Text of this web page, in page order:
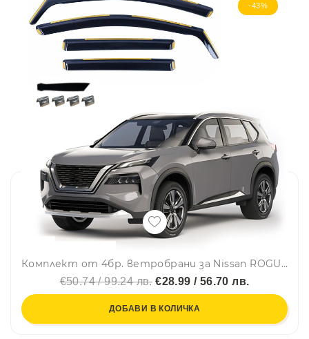
-43%
Комплект от 4бр. ветробрани за Nissan ROGUE / X-Trail IV (T33) 2022 г. +
€50.74 / 99.24 лв.€28.99 / 56.70 лв.
ДОБАВИ В КОЛИЧКА